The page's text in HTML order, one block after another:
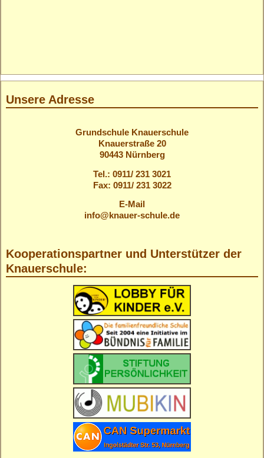
Unsere Adresse
Grundschule Knauerschule
Knauerstraße 20
90443 Nürnberg
Tel.: 0911/ 231 3021
Fax: 0911/ 231 3022
E-Mail
info@knauer-schule.de
Kooperationspartner und Unterstützer der
Knauerschule: